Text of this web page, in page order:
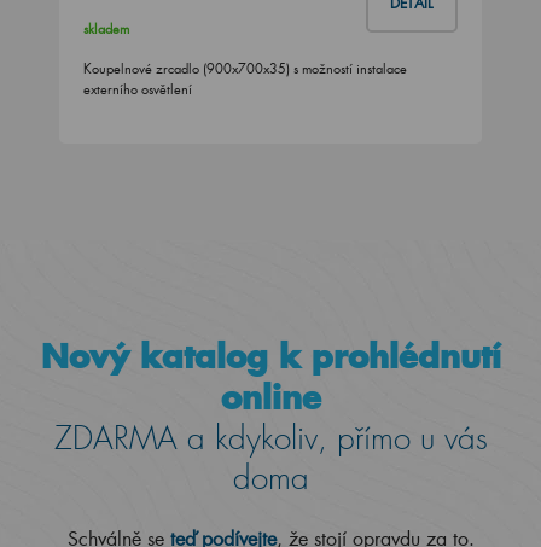
skladem
Koupelnové zrcadlo (900x700x35) s možností instalace
externího osvětlení
Nový katalog k prohlédnutí
online
ZDARMA a kdykoliv, přímo u vás
doma
Schválně se teď podívejte, že stojí opravdu za to.